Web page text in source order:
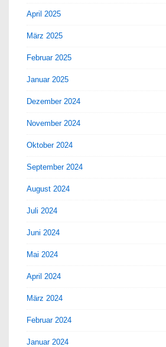
April 2025
März 2025
Februar 2025
Januar 2025
Dezember 2024
November 2024
Oktober 2024
September 2024
August 2024
Juli 2024
Juni 2024
Mai 2024
April 2024
März 2024
Februar 2024
Januar 2024